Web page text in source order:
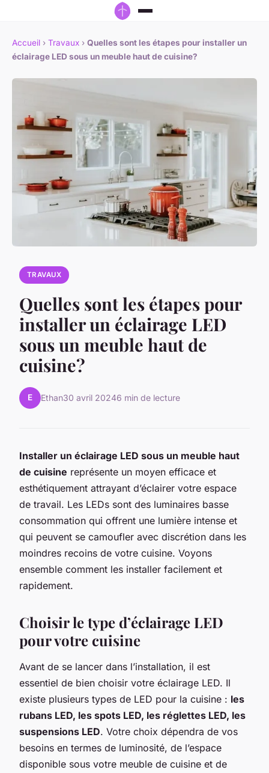
Accueil › Travaux › Quelles sont les étapes pour installer un
éclairage LED sous un meuble haut de cuisine?
TRAVAUX
Quelles sont les étapes pour
installer un éclairage LED
sous un meuble haut de
cuisine?
E Ethan30 avril 20246 min de lecture
Installer un éclairage LED sous un meuble haut
de cuisine représente un moyen efficace et
esthétiquement attrayant d’éclairer votre espace
de travail. Les LEDs sont des luminaires basse
consommation qui offrent une lumière intense et
qui peuvent se camoufler avec discrétion dans les
moindres recoins de votre cuisine. Voyons
ensemble comment les installer facilement et
rapidement.
Choisir le type d’éclairage LED
pour votre cuisine
Avant de se lancer dans l’installation, il est
essentiel de bien choisir votre éclairage LED. Il
existe plusieurs types de LED pour la cuisine : les
rubans LED, les spots LED, les réglettes LED, les
suspensions LED. Votre choix dépendra de vos
besoins en termes de luminosité, de l’espace
disponible sous votre meuble de cuisine et de